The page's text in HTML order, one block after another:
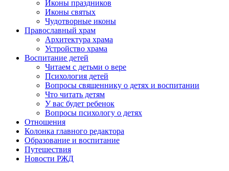
Иконы праздников
Иконы святых
Чудотворные иконы
Православный храм
Архитектура храма
Устройство храма
Воспитание детей
Читаем с детьми о вере
Психология детей
Вопросы священнику о детях и воспитании
Что читать детям
У вас будет ребенок
Вопросы психологу о детях
Отношения
Колонка главного редактора
Образование и воспитание
Путешествия
Новости РЖД